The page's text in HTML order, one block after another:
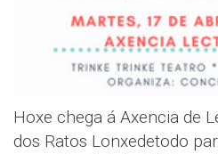
Hoxe chega á Axencia de
dos Ratos Lonxedetodo